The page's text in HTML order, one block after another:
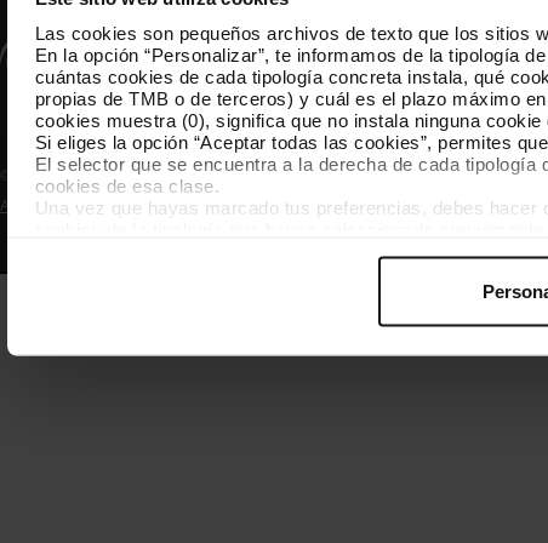
Las cookies son pequeños archivos de texto que los sitios
En la opción “Personalizar”, te informamos de la tipología
cuántas cookies de cada tipología concreta instala, qué
propias de TMB o de terceros) y cuál es el plazo máximo
cookies muestra (0), significa que no instala ninguna cookie
Si eliges la opción “Aceptar todas las cookies”, permites
El selector que se encuentra a la derecha de cada
cookies de esa clase.
Una vez que hayas marcado tus preferencias, debes
personalización, porque permiten recordar tus opciones de
Las cookies necesarias son imprescindibles para el
“Gestor de cookies”, que encontrarás en el menú de la
Conócenos
© Grupo TMB - Todos los derechos reservados
Aviso legal
Política de privacidad Política de cookies Gestor de